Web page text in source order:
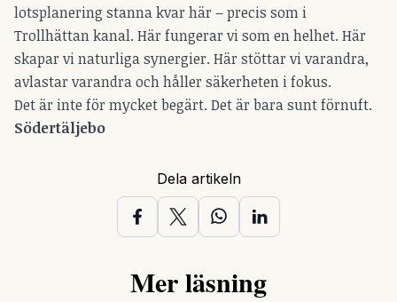
lotsplanering stanna kvar här – precis som i
Trollhättan kanal. Här fungerar vi som en helhet. Här
skapar vi naturliga synergier. Här stöttar vi varandra,
avlastar varandra och håller säkerheten i fokus.
Det är inte för mycket begärt. Det är bara sunt förnuft.
Södertäljebo
Dela artikeln
Mer läsning